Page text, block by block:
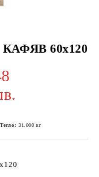
60х120
Тегло: 31.000 кг